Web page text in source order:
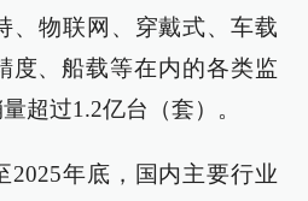
、物联网、穿戴式、车载
度、船载等在内的各类监
超过1.2亿台（套）。
2025年底，国内主要行业